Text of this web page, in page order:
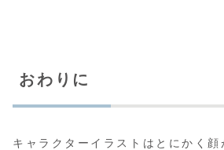
おわりに
キャラクターイラストはとにかく顔